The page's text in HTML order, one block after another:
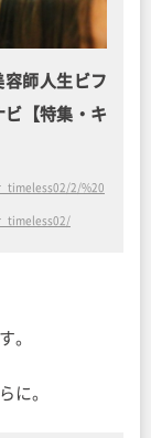
容師人生ビフ
ビ【特集・キ
2/%20
。
に。